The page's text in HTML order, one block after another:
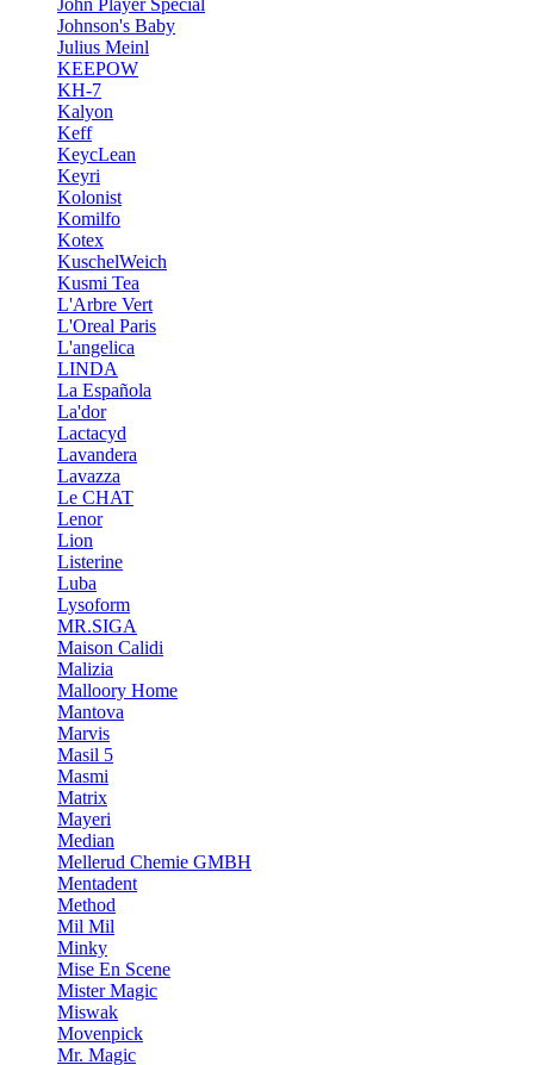
John Player Special
Johnson's Baby
Julius Meinl
KEEPOW
KH-7
Kalyon
Keff
KeycLean
Keyri
Kolonist
Komilfo
Kotex
KuschelWeich
Kusmi Tea
L'Arbre Vert
L'Oreal Paris
L'angelica
LINDA
La Española
La'dor
Lactacyd
Lavandera
Lavazza
Le CHAT
Lenor
Lion
Listerine
Luba
Lysoform
MR.SIGA
Maison Calidi
Malizia
Malloory Home
Mantova
Marvis
Masil 5
Masmi
Matrix
Mayeri
Median
Mellerud Chemie GMBH
Mentadent
Method
Mil Mil
Minky
Mise En Scene
Mister Magic
Miswak
Movenpick
Mr. Magic